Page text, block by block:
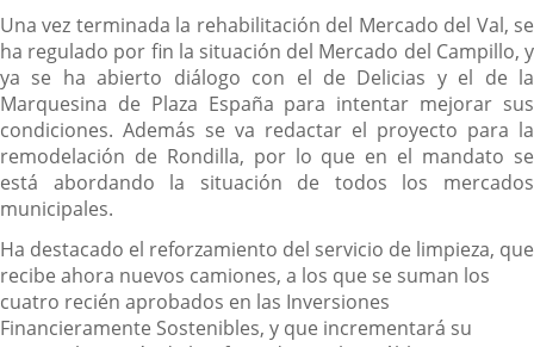
Una vez terminada la rehabilitación del Mercado del Val, se
ha regulado por fin la situación del Mercado del Campillo, y
ya se ha abierto diálogo con el de Delicias y el de la
Marquesina de Plaza España para intentar mejorar sus
condiciones. Además se va redactar el proyecto para la
remodelación de Rondilla, por lo que en el mandato se
está abordando la situación de todos los mercados
municipales.
Ha destacado el reforzamiento del servicio de limpieza, que
recibe ahora nuevos camiones, a los que se suman los
cuatro recién aprobados en las Inversiones
Financieramente Sostenibles, y que incrementará su